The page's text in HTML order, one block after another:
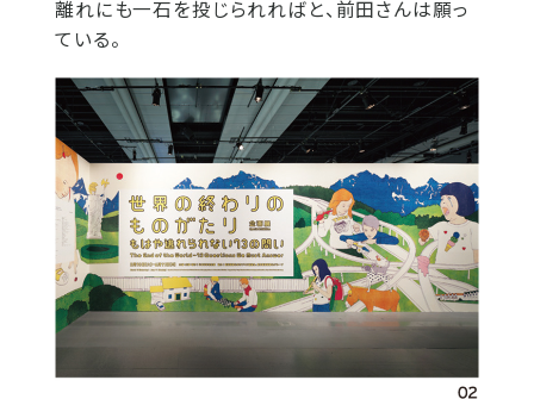
離れにも一石を投じられればと、前田さんは願っ
ている。